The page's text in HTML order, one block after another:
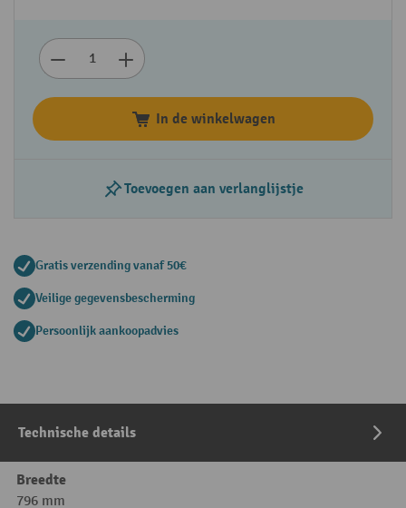
In de winkelwagen
Toevoegen aan verlanglijstje
Gratis verzending vanaf 50€
Veilige gegevensbescherming
Persoonlijk aankoopadvies
Technische details
Breedte
796 mm